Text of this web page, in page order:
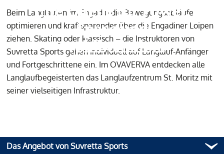
Ihre Quelle für Power,
Spass und
Wohlbefinden.
Beim Langlaufen im Engadin die Bewegungsabläufe
optimieren und kraftsparender über die Engadiner Loipen
ziehen. Skating oder klassisch – die Instruktoren von
Suvretta Sports gehen individuell auf Langlauf-Anfänger
und Fortgeschrittene ein. Im OVAVERVA entdecken alle
Langlaufbegeisterten das Langlaufzentrum St. Moritz mit
seiner vielseitigen Infrastruktur.
Das Angebot von Suvretta Sports